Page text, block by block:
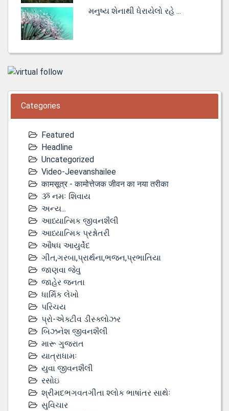
મનુષ્ય શેનાથી ધેરાયેલો રહે ...
Categories
Featured
Headline
Uncategorized
Video-Jeevanshailee
कामसूत्र - कामोत्तेजक जीवन का नया तरीका
ૐ નમઃ શિવાય
અન્ય...
આધ્યાત્મિક જીવનશૈલી
આધ્યાત્મિક પ્રશ્નોતરી
ઔષધ આયુર્વેદ
ગીત,ગરબા,પ્રાર્થના,ભજન,પ્રભાતિયા
જાણવા જેવુ
જાહેર જનતા
ધાર્મિક લેખો
પરિચય
પ્રો-એક્ટીવ ડીસ્‍ક્લોઝર
બિઝનેશ જીવનશૈલી
મારૂ ગુજરાત
યાત્રાધામઃ
યુવા જીવનશૈલી
રસોઇ
શ્રીમદભગવતગીતા શ્લોક ભાષાંતર સાથેઃ
સુવિચાર